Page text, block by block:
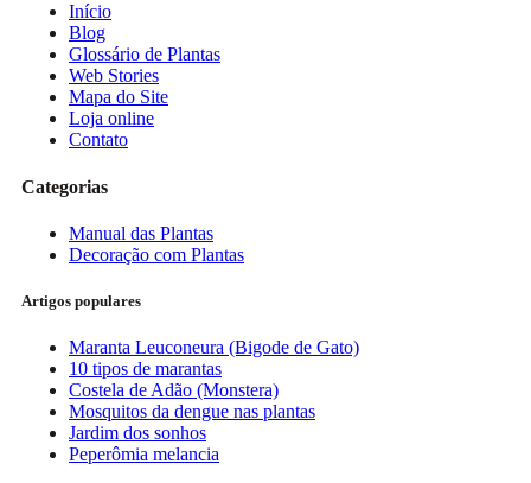
Início
Blog
Glossário de Plantas
Web Stories
Mapa do Site
Loja online
Contato
Categorias
Manual das Plantas
Decoração com Plantas
Artigos populares
Maranta Leuconeura (Bigode de Gato)
10 tipos de marantas
Costela de Adão (Monstera)
Mosquitos da dengue nas plantas
Jardim dos sonhos
Peperômia melancia